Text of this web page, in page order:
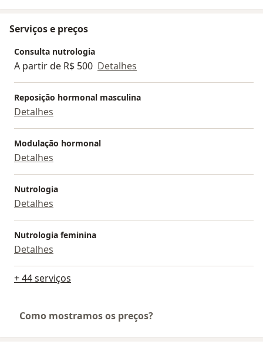
-Oferecemos terapia nutricional injetável.
Serviços e preços
Consulta nutrologia
A partir de R$ 500 Detalhes
Reposição hormonal masculina
Detalhes
Modulação hormonal
Detalhes
Nutrologia
Detalhes
Nutrologia feminina
Detalhes
+ 44 serviços
Como mostramos os preços?